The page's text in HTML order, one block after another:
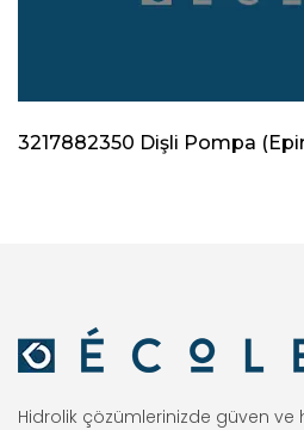
3217882350 Dişli Pompa
Hidrolik çözümlerinizde güven ve